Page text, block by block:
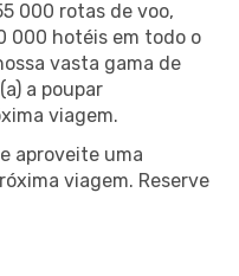
000 rotas de voo,
000 hotéis em todo o
vasta gama de
a poupar
viagem.
aproveite uma
viagem. Reserve